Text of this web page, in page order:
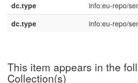
dc.type
info:eu-repo/
dc.type
info:eu-repo/
This item appears in the
Collection(s)